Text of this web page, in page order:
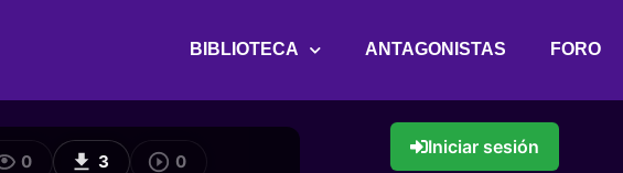
BIBLIOTECA ANTAGONISTAS FORO
0 3 0
Iniciar sesión